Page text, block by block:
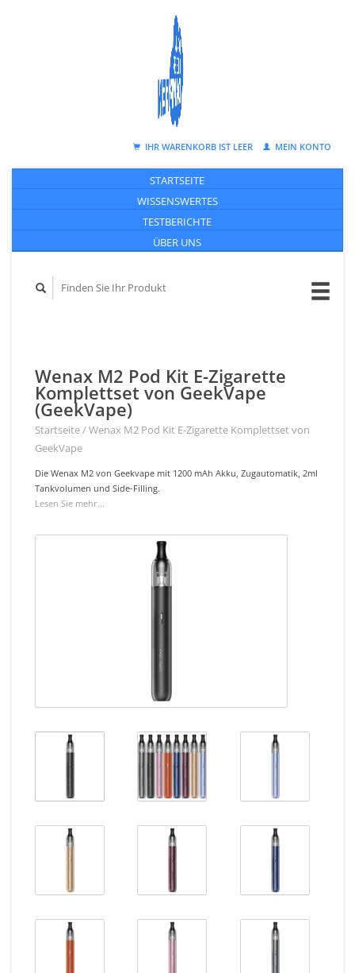
IHR WARENKORB IST LEER MEIN KONTO
STARTSEITE
WISSENSWERTES
TESTBERICHTE
ÜBER UNS
Wenax M2 Pod Kit E-Zigarette
Komplettset von GeekVape
(GeekVape)
Startseite/Wenax M2 Pod Kit E-Zigarette Komplettset von
GeekVape
Die Wenax M2 von Geekvape mit 1200 mAh Akku, Zugautomatik, 2ml
Tankvolumen und Side-Filling.
Lesen Sie mehr...